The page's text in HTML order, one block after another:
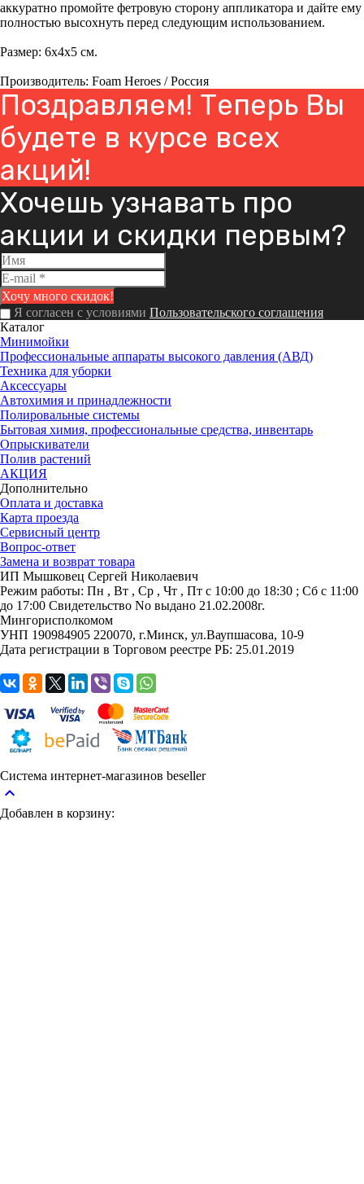
аккуратно промойте фетровую сторону аппликатора и дайте ему
полностью высохнуть перед следующим использованием.
Размер: 6х4х5 см.
Производитель: Foam Heroes / Россия
Поздравляем! Теперь Вы
будете в курсе всех
акций!
Хочешь узнавать про
акции и скидки первым?
Я согласен с условиями Пользовательского соглашения
Каталог
Минимойки
Профессиональные аппараты высокого давления (АВД)
Техника для уборки
Аксессуары
Автохимия и принадлежности
Полировальные системы
Бытовая химия, профессиональные средства, инвентарь
Опрыскиватели
Полив растений
АКЦИЯ
Дополнительно
Оплата и доставка
Карта проезда
Сервисный центр
Вопрос-ответ
Замена и возврат товара
ИП Мышковец Сергей Николаевич
Режим работы: Пн , Вт , Ср , Чт , Пт c 10:00 до 18:30 ; Сб c 11:00
до 17:00 Свидетельство No выдано 21.02.2008г.
Мингорисполкомом
УНП 190984905 220070, г.Минск, ул.Ваупшасова, 10-9
Дата регистрации в Торговом реестре РБ: 25.01.2019
Система интернет-магазинов beseller
keyboard_arrow_up
Добавлен в корзину: